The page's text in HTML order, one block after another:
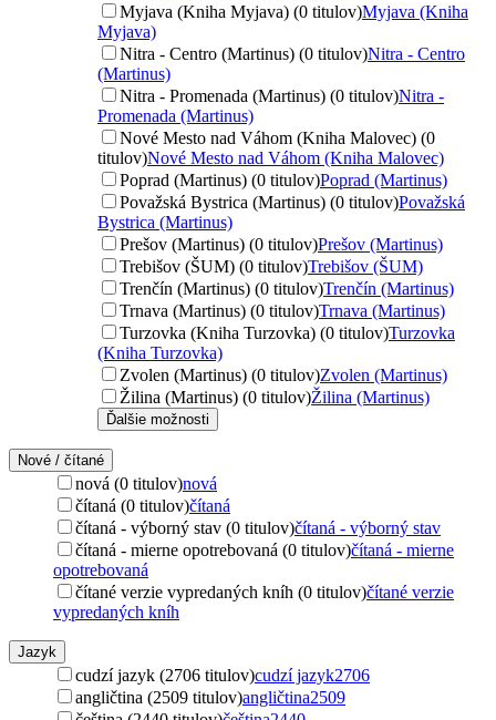
Myjava (Kniha Myjava) (0 titulov)Myjava (Kniha
Myjava)
Nitra - Centro (Martinus) (0 titulov)Nitra - Centro
(Martinus)
Nitra - Promenada (Martinus) (0 titulov)Nitra -
Promenada (Martinus)
Nové Mesto nad Váhom (Kniha Malovec) (0
titulov)Nové Mesto nad Váhom (Kniha Malovec)
Poprad (Martinus) (0 titulov)Poprad (Martinus)
Považská Bystrica (Martinus) (0 titulov)Považská
Bystrica (Martinus)
Prešov (Martinus) (0 titulov)Prešov (Martinus)
Trebišov (ŠUM) (0 titulov)Trebišov (ŠUM)
Trenčín (Martinus) (0 titulov)Trenčín (Martinus)
Trnava (Martinus) (0 titulov)Trnava (Martinus)
Turzovka (Kniha Turzovka) (0 titulov)Turzovka
(Kniha Turzovka)
Zvolen (Martinus) (0 titulov)Zvolen (Martinus)
Žilina (Martinus) (0 titulov)Žilina (Martinus)
Ďalšie možnosti
Nové / čítané
nová (0 titulov)nová
čítaná (0 titulov)čítaná
čítaná - výborný stav (0 titulov)čítaná - výborný stav
čítaná - mierne opotrebovaná (0 titulov)čítaná - mierne
opotrebovaná
čítané verzie vypredaných kníh (0 titulov)čítané verzie
vypredaných kníh
Jazyk
cudzí jazyk (2706 titulov)cudzí jazyk2706
angličtina (2509 titulov)angličtina2509